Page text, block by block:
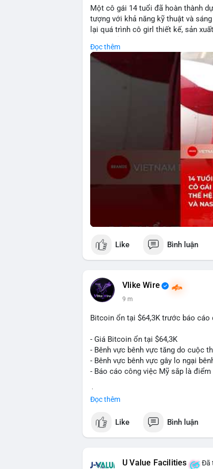
Một cô gái 14 tuổi đã hoàn thành
tượng với khả năng kỹ thuật và
lại quá trình cô girl thiết kế, sản
còn thể hiện tiềm năng của thế hệ
tiếp đến tài chính hoặc crypto, sự
hoặc ứng dụng trong các lĩnh vực
🎥 Xem video trực tiếp tại:
Đọc thêm
Like Bình luận
Vlike Wire
9 m
Bitcoin ổn tại $64,3K trước báo
- Giá Bitcoin ổn tại $64,3K
- Bênh vực bênh vực tăng do cuộc
- Bênh vực bênh vực gây lo ngại
- Báo cáo công việc Mỹ sắp là điểm
📰 Nguồn: CoinDesk
Đọc thêm
Like Bình luận
U Value Facilities Đã